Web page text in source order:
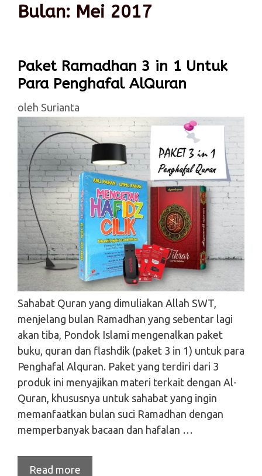
Bulan: Mei 2017
Paket Ramadhan 3 in 1 Untuk
Para Penghafal AlQuran
oleh Surianta
Sahabat Quran yang dimuliakan Allah SWT,
menjelang bulan Ramadhan yang sebentar lagi
akan tiba, Pondok Islami mengenalkan paket
buku, quran dan flashdik (paket 3 in 1) untuk para
Penghafal Alquran. Paket yang terdiri dari 3
produk ini menyajikan materi terkait dengan Al-
Quran, khususnya untuk sahabat yang ingin
memanfaatkan bulan suci Ramadhan dengan
memperbanyak bacaan dan hafalan …
Read more